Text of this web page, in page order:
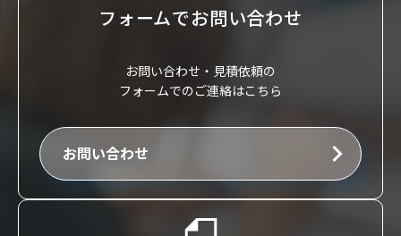
フォームでお問い合わせ
お問い合わせ・見積依頼の
フォームでのご連絡はこちら
お問い合わせ